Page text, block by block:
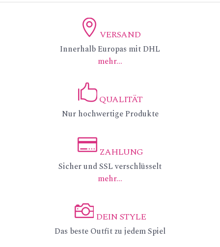
ic
on
_p
in
lt
ic
on
VERSAND
Innerhalb Europas mit DHL
mehr...
ic
on
_li
ke
on
QUALITÄT
Nur hochwertige Produkte
ic
_c
re
ZAHLUNG
Sicher und SSL verschlüsselt
mehr...
ic
DEIN STYLE
Das beste Outfit zu jedem Spiel